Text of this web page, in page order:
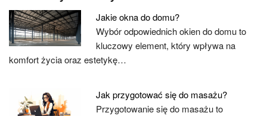
Jakie okna do domu?
Wybór odpowiednich okien do domu to
kluczowy element, który wpływa na
komfort życia oraz estetykę…
Jak przygotować się do masażu?
Przygotowanie się do masażu to